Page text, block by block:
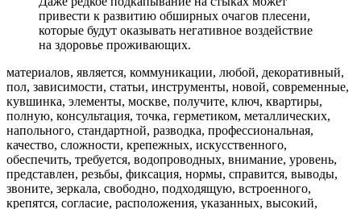
привести к развитию обширных очагов плесени,
которые будут оказывать негативное воздействие
на здоровье проживающих.
материалов, является, коммуникации, любой, декоративный,
пол, зависимости, статьи, инструменты, новой, современные,
кувшинка, элементы, москве, получите, ключ, квартиры,
полную, консультация, точка, герметиком, металлических,
напольного, стандартной, разводка, профессиональная,
качество, сложности, крепежных, искусственного,
обеспечить, требуется, водопроводных, внимание, уровень,
представлен, резьбы, фиксация, нормы, справится, выводы,
звоните, зеркала, свободно, подходящую, встроенного,
крепятся, согласие, расположения, указанных, высокий,